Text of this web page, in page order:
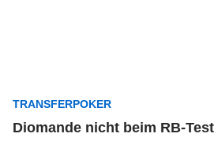
TRANSFERPOKER
Diomande nicht beim RB-